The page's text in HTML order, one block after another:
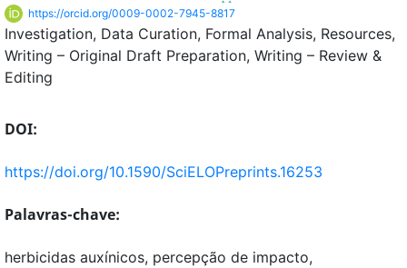
https://orcid.org/0009-0002-7945-8817
Investigation Data Curation Formal Analysis Resources
Writing – Original Draft Preparation Writing – Review &
Editing
DOI:
https://doi.org/10.1590/SciELOPreprints.16253
Palavras-chave:
herbicidas auxínicos, percepção de impacto,